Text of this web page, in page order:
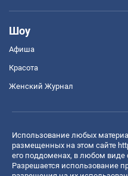
Шоу
Афиша
Красота
Женский Журнал
Использование любых
размещенных на этом сайте
его поддоменах, в любом виде
Разрешается использование